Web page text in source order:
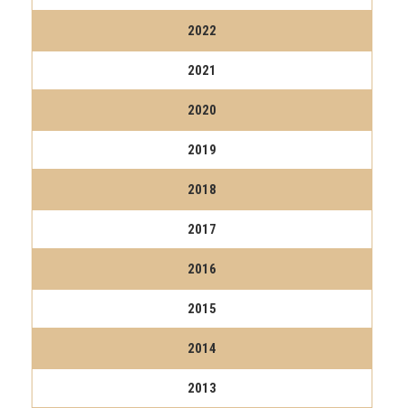
2022
2021
2020
2019
2018
2017
2016
2015
2014
2013